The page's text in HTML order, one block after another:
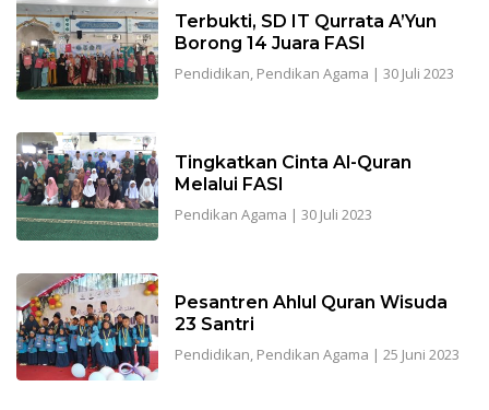
Terbukti, SD IT Qurrata A’Yun
Borong 14 Juara FASI
Pendidikan, Pendikan Agama | 30 Juli 2023
Tingkatkan Cinta Al-Quran
Melalui FASI
Pendikan Agama | 30 Juli 2023
Pesantren Ahlul Quran Wisuda
23 Santri
Pendidikan, Pendikan Agama | 25 Juni 2023